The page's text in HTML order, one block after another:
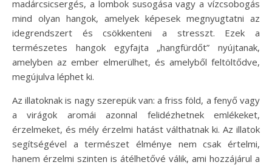
madárcsicsergés, a lombok susogása vagy a vízcsobogás
mind olyan hangok, amelyek képesek megnyugtatni az
idegrendszert és csökkenteni a stresszt. Ezek a
természetes hangok egyfajta „hangfürdőt” nyújtanak,
amelyben az ember elmerülhet, és amelyből feltöltődve,
megújulva léphet ki.
Az illatoknak is nagy szerepük van: a friss föld, a fenyő vagy
a virágok aromái azonnal felidézhetnek emlékeket,
érzelmeket, és mély érzelmi hatást válthatnak ki. Az illatok
segítségével a természet élménye nem csak értelmi,
hanem érzelmi szinten is átélhetővé válik, ami hozzájárul a